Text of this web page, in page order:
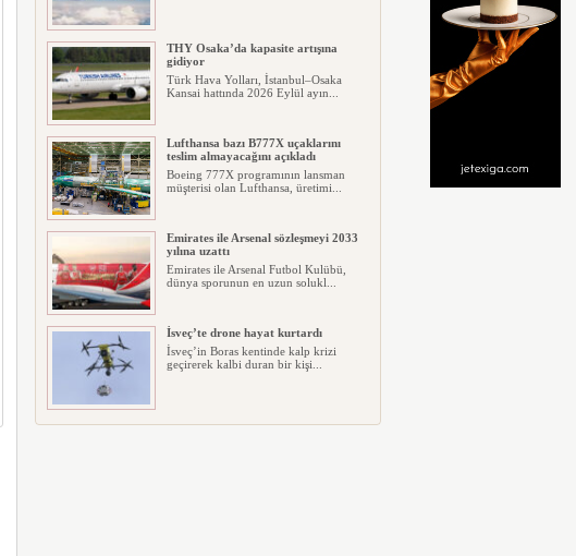
THY Osaka’da kapasite artışına
gidiyor
Türk Hava Yolları, İstanbul–Osaka
Kansai hattında 2026 Eylül ayın...
Lufthansa bazı B777X uçaklarını
teslim almayacağını açıkladı
Boeing 777X programının lansman
müşterisi olan Lufthansa, üretimi...
Emirates ile Arsenal sözleşmeyi 2033
yılına uzattı
Emirates ile Arsenal Futbol Kulübü,
dünya sporunun en uzun solukl...
İsveç’te drone hayat kurtardı
İsveç’in Boras kentinde kalp krizi
geçirerek kalbi duran bir kişi...
Ryanair kış sezonunda Fas’ta rekor